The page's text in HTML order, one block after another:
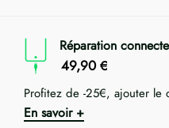
Réparation
49,90 €
Profitez de -25€, ajouter le
En savoir +